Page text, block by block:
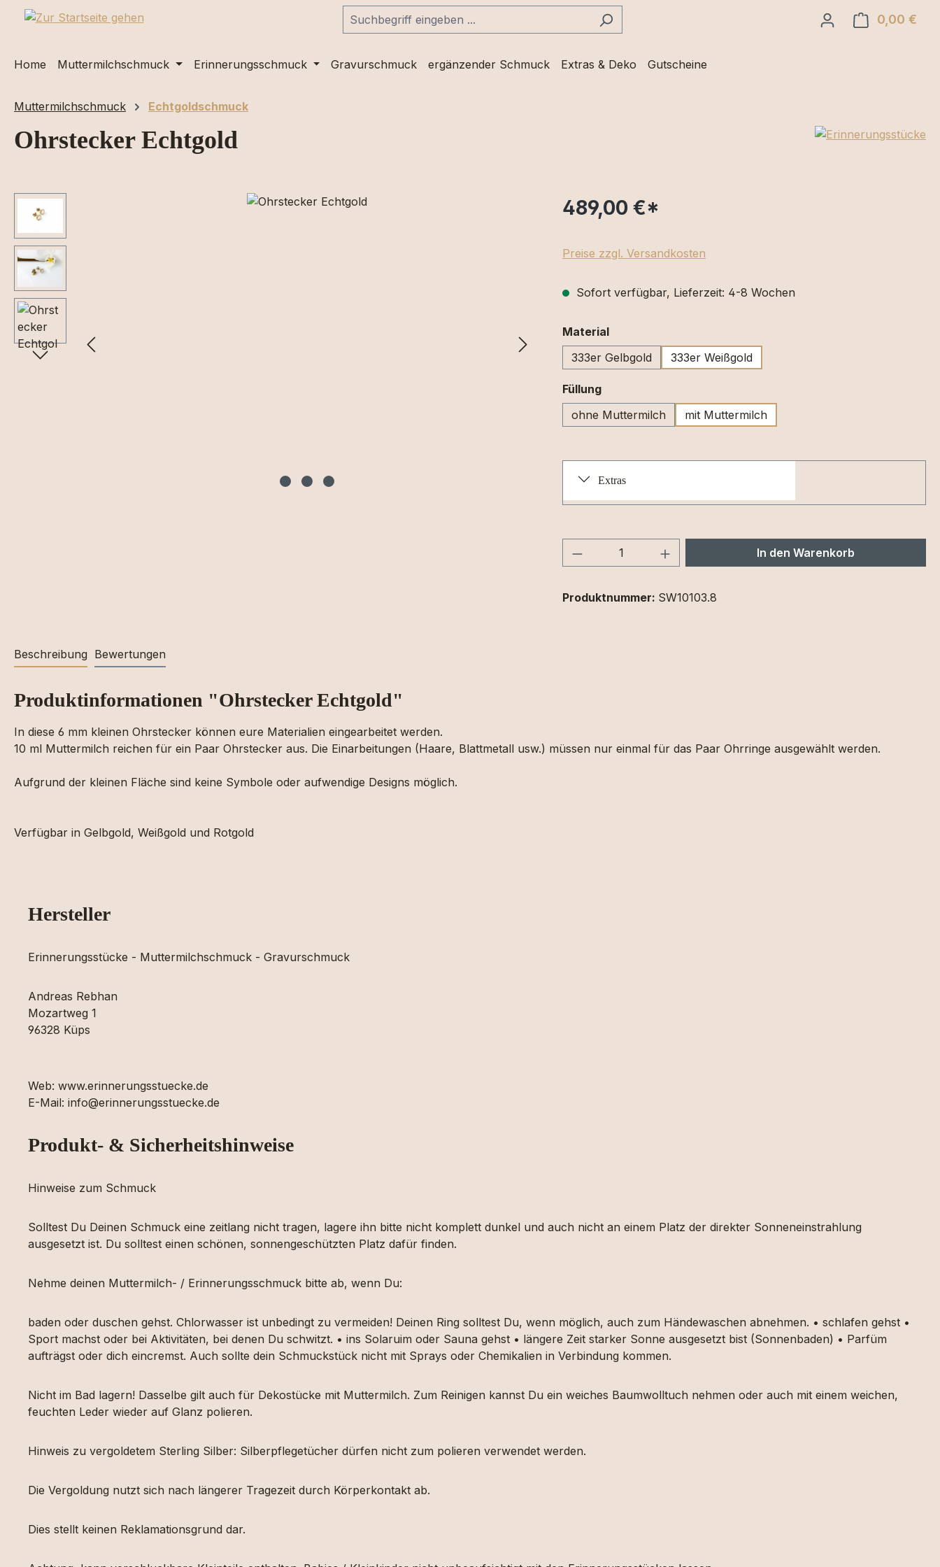
Hauptinhalt springen
Zur Suche springen
Zur Hauptnavigation springen 0,00 €
Home Muttermilchschmuck Erinnerungsschmuck Gravurschmuck ergänzender Schmuck Extras & Deko Gutscheine
Muttermilchschmuck Echtgoldschmuck
Ohrstecker Echtgold
Bildergalerie überspringen 489,00 €*
Preise zzgl. Versandkosten
Sofort verfügbar, Lieferzeit: 4-8 Wochen
Materialauswählen
333er Gelbgold
333er Weißgold
Füllungauswählen
ohne Muttermilch
mit Muttermilch
Extras
Produkt Anzahl: Gib den gewünschten Wert
In den Warenkorb
Produktnummer: SW10103.8
Beschreibung Bewertungen
Produktinformationen "Ohrstecker Echtgold"
In diese 6 mm kleinen Ohrstecker können eure Materialien eingearbeitet werden.
10 ml Muttermilch reichen für ein Paar Ohrstecker aus. Die Einarbeitungen (Haare, Blattmetall usw.) müssen nur einmal für das Paar Ohrringe ausgewählt werden.
Aufgrund der kleinen Fläche sind keine Symbole oder aufwendige Designs möglich.
Verfügbar in Gelbgold, Weißgold und Rotgold
Hersteller
Erinnerungsstücke - Muttermilchschmuck - Gravurschmuck
Andreas Rebhan
Mozartweg 1
96328 Küps
Web: www.erinnerungsstuecke.de
E-Mail: info@erinnerungsstuecke.de
Produkt- & Sicherheitshinweise
Hinweise zum Schmuck
Solltest Du Deinen Schmuck eine zeitlang nicht tragen, lagere ihn bitte nicht komplett dunkel und auch nicht an einem Platz der direkter Sonneneinstrahlung
ausgesetzt ist. Du solltest einen schönen, sonnengeschützten Platz dafür finden.
Nehme deinen Muttermilch- / Erinnerungsschmuck bitte ab, wenn Du:
baden oder duschen gehst. Chlorwasser ist unbedingt zu vermeiden! Deinen Ring solltest Du, wenn möglich, auch zum Händewaschen abnehmen. • schlafen gehst •
Sport machst oder bei Aktivitäten, bei denen Du schwitzt. • ins Solaruim oder Sauna gehst • längere Zeit starker Sonne ausgesetzt bist (Sonnenbaden) • Parfüm
aufträgst oder dich eincremst. Auch sollte dein Schmuckstück nicht mit Sprays oder Chemikalien in Verbindung kommen.
Nicht im Bad lagern! Dasselbe gilt auch für Dekostücke mit Muttermilch. Zum Reinigen kannst Du ein weiches Baumwolltuch nehmen oder auch mit einem weichen,
feuchten Leder wieder auf Glanz polieren.
Hinweis zu vergoldetem Sterling Silber: Silberpflegetücher dürfen nicht zum polieren verwendet werden.
Die Vergoldung nutzt sich nach längerer Tragezeit durch Körperkontakt ab.
Dies stellt keinen Reklamationsgrund dar.